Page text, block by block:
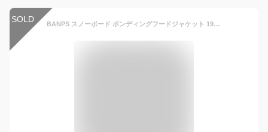
SOLD BANPS スノーボード ボンディングフードジャケット 19-20 BANPS 撥水 対水圧10,000mm 透湿性10,000g 防水 ストレッチ Bonding HoodJacket ウェア スノボ スキー メンズ レディース バンプス ジャケット コーチジャケット パーカー プルオーバー アノラック あす楽